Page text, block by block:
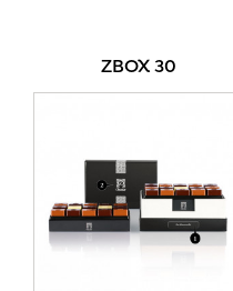
ZBOX 30